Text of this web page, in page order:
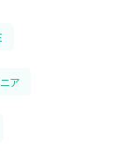
ア